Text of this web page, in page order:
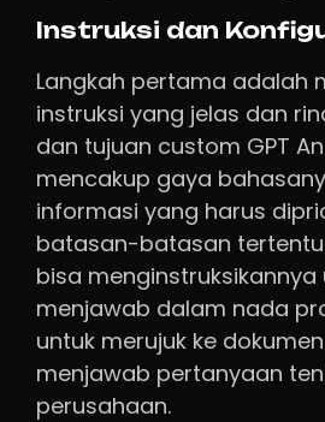
Instruksi dan
Langkah pertama adalah
instruksi yang jelas dan
dan tujuan custom GPT
mencakup gaya
informasi yang harus
batasan-batasan
bisa menginstruksikannya
menjawab dalam nada
untuk merujuk ke
menjawab pertanyaan
perusahaan.